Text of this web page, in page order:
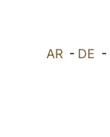
AR- DE -